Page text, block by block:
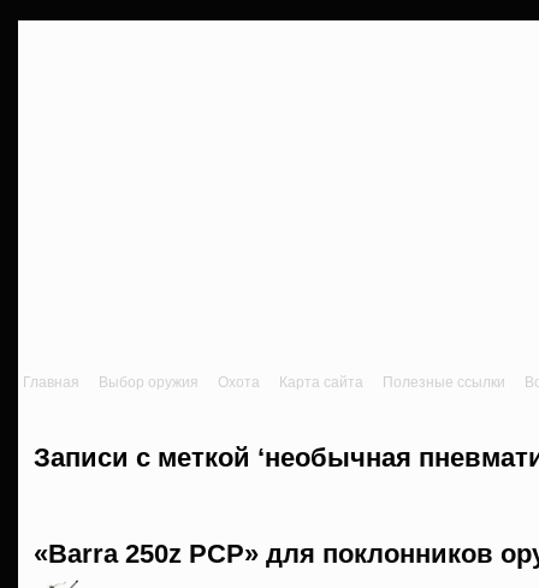
Главная Выбор оружия Охота Карта сайта Полезные ссылки
Записи с меткой ‘необычная
«Barra 250z PCP» для поклонников